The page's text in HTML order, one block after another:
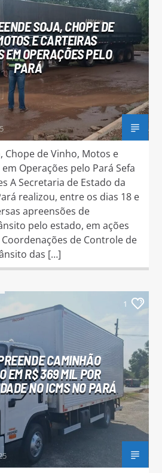
FM
SOJA, CHOPE DE
E CARTEIRAS
EM OPERAÇÕES PELO
PARÁ
Chope de Vinho, Motos e
Operações pelo Pará Sefa
A Secretaria de Estado da
realizou, entre os dias 18 e
apreensões de
pelo estado, em ações
de Controle de
das […]
1
CAMINHÃO
EM R$ 369 MIL POR
NO ICMS NO PARÁ